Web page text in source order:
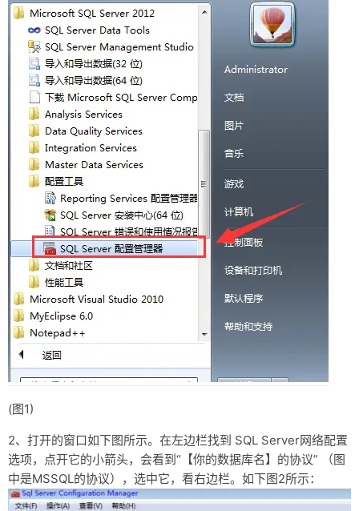
(图1)
2、打开的窗口如下图所示。在左边栏找到 SQL Server网络配置
选项，点开它的小箭头，会看到“【你的数据库名】的协议” （图
中是MSSQL的协议），选中它，看右边栏。如下图2所示：